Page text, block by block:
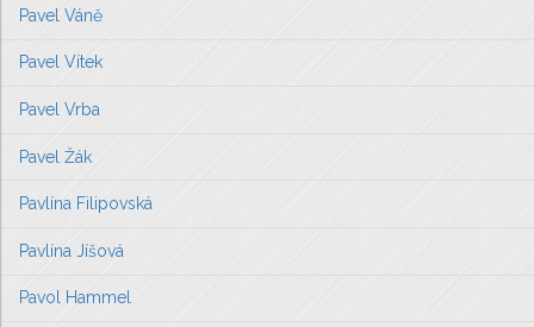
Pavel Váně
Pavel Vítek
Pavel Vrba
Pavel Žák
Pavlína Filipovská
Pavlína Jíšová
Pavol Hammel